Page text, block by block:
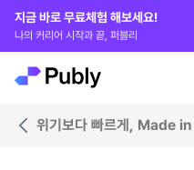
지금 바로 무료체험 해보세요!
나의 커리어 시작과 끝, 퍼블리
위기보다 빠르게, Made